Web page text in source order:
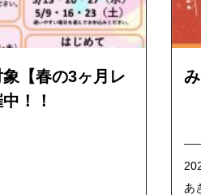
【春の3ヶ月レ
！！
あ